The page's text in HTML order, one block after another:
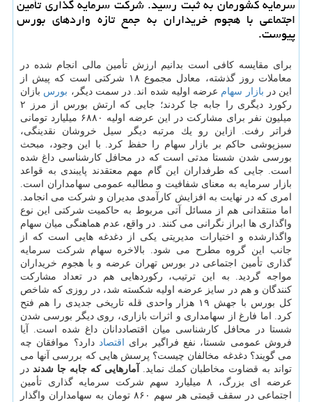
سرمایه كشورمان به ثبت رسید. شركت سرمایه گذاری تأمین
اجتماعی با هجوم خریداران به جمع تازه واردهای بورس
پیوست.
برای مقایسه كافی است بدانیم ارزش تأمین مالی انجام شده در
معاملات روز گذشته، معادل مجموع ۱۸ شركتی است كه پیش از
این در بازار سهام عرضه اولیه شده اند. در سمت دیگر، بورس بازان
ركورد دیگری را جابه جا كردند؛ جایی كه ارتش بورس از مرز ۲
میلیون نفر برای مشاركت در این عرضه اولیه ۶۸۸۰ میلیارد تومانی
فراتر رفت. ازاین رو یك مرتبه دیگر سیل خروشان نقدینگی،
سبزپوشی حاكم بر بازار سهام را حفظ كرد. با این وجود، مبحث
بورسی شدن شستا مدتی است كه در محافل كارشناسی داغ شده
است. جایی كه طرفداران این گام مهم معتقدند پایبندی به قواعد
بازار سرمایه به معنای شفافیت و مطالبه عمومی سهامداران است.
امری كه در نهایت به افزایش كارآمدی مدیران و شركت می انجامد.
اما منتقدانی هم از مسائل آتی مربوط به حاكمیت شركتی این نوع
واگذاری ها ابراز نگرانی می كنند. در واقع، عدم هماهنگی میان سهام
واگذارشده و اختیارات مدیریتی یكی از دغدغه هایی است كه از
جانب این گروه مطرح می شود. بالاخره سهام شركت سرمایه
گذاری تأمین اجتماعی در بورس تهران عرضه و با هجوم خریداران
مواجه گردید. به این ترتیب، ركوردهایی هم در تعداد مشاركت
كنندگان و هم در سایز عرضه اولیه شكسته شد، در روزی كه شاخص
كل بورس با جهش ۱۹ هزار واحدی قله تاریخی جدیدی را هم فتح
كرد. اما فارغ از سهامداری و اثرات بازاری، روی دیگر بورسی شدن
شستا در محافل كارشناسی میان اقتصاددانان داغ شده است. آیا
فروش عمومی شستا، نفع فراگیر برای
اقتصاد دارد؟ موافقان چه
می گویند؟ دغدغه مخالفان چیست؟ پرسش هایی كه بررسی آنها می
تواند به قضاوت مخاطبان كمك نماید.
آمارهایی كه جابه جا شدند در
عرضه ای بزرگ، ۸ میلیارد سهم شركت سرمایه گذاری تأمین
اجتماعی در سقف قیمتی هر سهم ۸۶۰ تومان به سهامداران واگذار